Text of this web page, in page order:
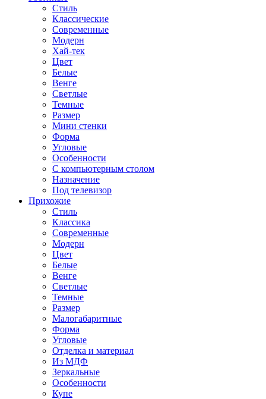
Стиль
Классические
Современные
Модерн
Хай-тек
Цвет
Белые
Венге
Светлые
Темные
Размер
Мини стенки
Форма
Угловые
Особенности
С компьютерным столом
Назначение
Под телевизор
Прихожие
Стиль
Классика
Современные
Модерн
Цвет
Белые
Венге
Светлые
Темные
Размер
Малогабаритные
Форма
Угловые
Отделка и материал
Из МДФ
Зеркальные
Особенности
Купе